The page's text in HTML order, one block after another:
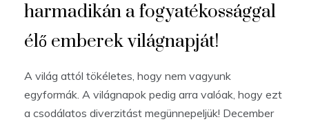
harmadikán a fogyatékossággal
élő emberek világnapját!
A világ attól tökéletes, hogy nem vagyunk
egyformák. A világnapok pedig arra valóak, hogy ezt
a csodálatos diverzitást megünnepeljük! December